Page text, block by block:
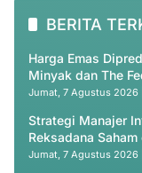
BERITA
Harga Emas
Minyak dan The
Jumat, 7 Agustus 2026
Strategi Manajer
Reksadana
Jumat, 7 Agustus 2026